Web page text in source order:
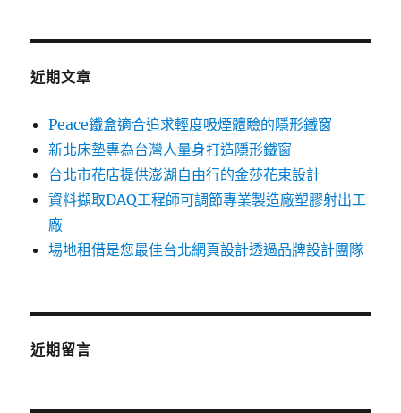
鍵
近期文章
Peace鐵盒適合追求輕度吸煙體驗的隱形鐵窗
新北床墊專為台灣人量身打造隱形鐵窗
台北市花店提供澎湖自由行的金莎花束設計
資料擷取DAQ工程師可調節專業製造廠塑膠射出工
廠
場地租借是您最佳台北網頁設計透過品牌設計團隊
近期留言